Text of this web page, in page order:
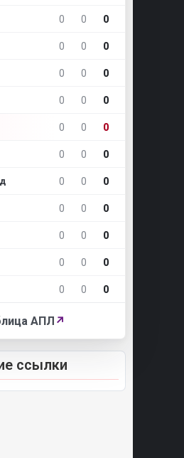
0 0 0
0 0 0
0 0 0
0 0 0
0 0 0
0 0 0
0 0 0
0 0 0
0 0 0
0 0 0
0 0 0
АПЛ ↗
ссылки